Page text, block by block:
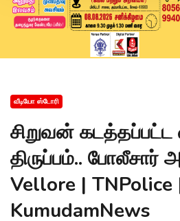
வீடியோ ஸ்டோரி
சிறுவன் கடத்தப்பட்ட
திருப்பம்.. போலீசார்
Vellore | TNPolice
KumudamNews